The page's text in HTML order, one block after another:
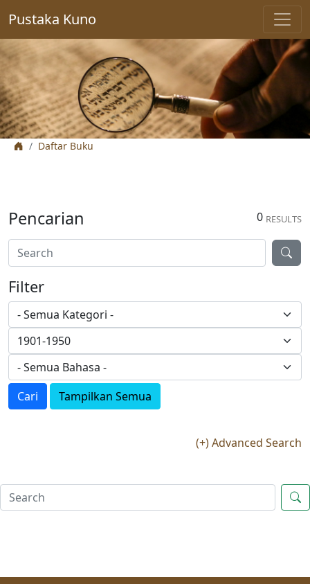
Pustaka Kuno
Daftar Buku
0 RESULTS
Pencarian
Filter
Cari Tampilkan Semua
(+) Advanced Search